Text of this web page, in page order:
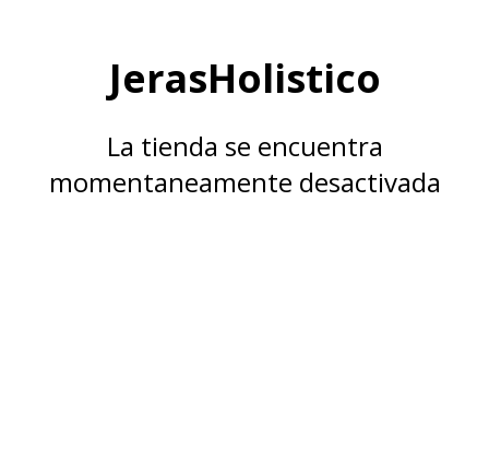
JerasHolistico
La tienda se encuentra
momentaneamente desactivada